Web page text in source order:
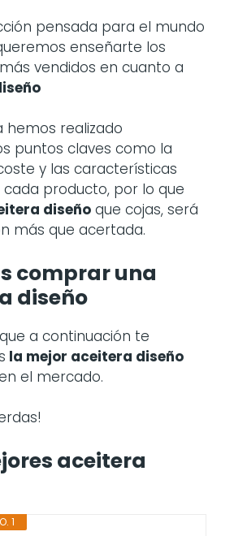
pensada para el mundo
enseñarte los
vendidos en cuanto a
hemos realizado
puntos claves como la
y las características
producto, por lo que
diseño que cojas, será
más que acertada.
comprar una
diseño
a continuación te
la mejor aceitera diseño
el mercado.
aceitera
1